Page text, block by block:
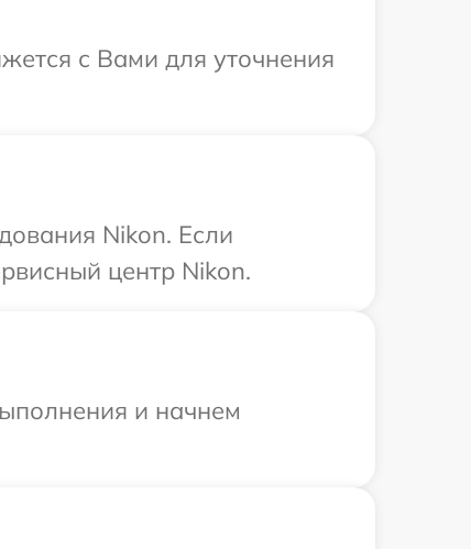
с Вами для уточнения
Nikon. Если
центр Nikon.
и начнем